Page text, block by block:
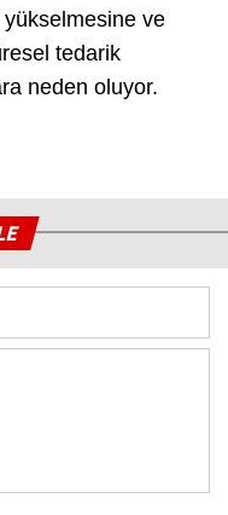
yükselmesine ve
tedarik
neden oluyor.